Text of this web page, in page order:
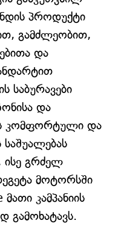
პროდუქტი
გამძლეობით,
და
საბურავები
და
კომფორტული და
გრძელ
მოტორსში
კამპანიის
გამოხატავს.